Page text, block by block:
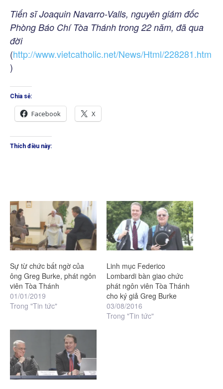
Tiến sĩ Joaquin Navarro-Valls, nguyên giám đốc
Phòng Báo Chí Tòa Thánh trong 22 năm, đã qua
đời
(http://www.vietcatholic.net/News/Html/228281.htm
)
Chia sẻ:
Facebook X
Thích điều này:
Sự từ chức bất ngờ của
ông Greg Burke, phát ngôn
viên Tòa Thánh
01/01/2019
Trong "Tin tức"
Linh mục Federico
Lombardi bàn giao chức
phát ngôn viên Tòa Thánh
cho ký giả Greg Burke
03/08/2016
Trong "Tin tức"